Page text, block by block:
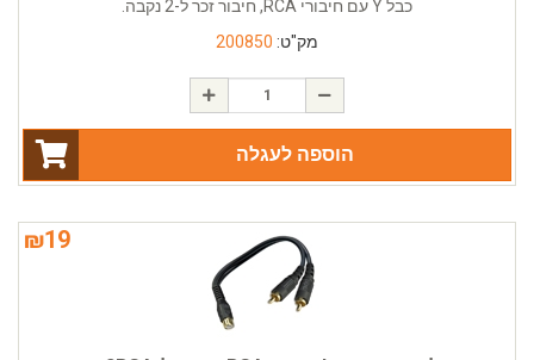
כבל Y עם חיבורי RCA, חיבור זכר ל-2 נקבה.
מק"ט: 200850
הוספה לעגלה
₪19